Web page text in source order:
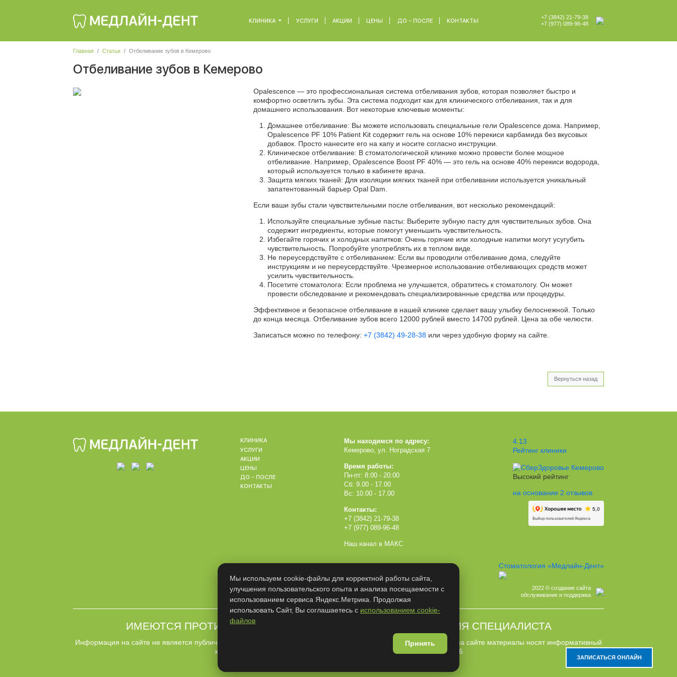
КЛИНИКА УСЛУГИ АКЦИИ ЦЕНЫ ДО - ПОСЛЕ КОНТАКТЫ
+7 (3842) 21-79-38
+7 (977) 089-96-48
Главная Статьи Отбеливание зубов в Кемерово
ЗАПИСАТЬСЯ ОНЛАЙН
Отбеливание зубов в Кемерово
Opalescence — это профессиональная система отбеливания зубов, которая позволяет быстро и
комфортно осветлить зубы. Эта система подходит как для клинического отбеливания, так и для
домашнего использования. Вот некоторые ключевые моменты:
Домашнее отбеливание: Вы можете использовать специальные гели Opalescence дома. Например,
Opalescence PF 10% Patient Kit содержит гель на основе 10% перекиси карбамида без вкусовых
добавок. Просто нанесите его на капу и носите согласно инструкции.
Клиническое отбеливание: В стоматологической клинике можно провести более мощное
отбеливание. Например, Opalescence Boost PF 40% — это гель на основе 40% перекиси водорода,
который используется только в кабинете врача.
Защита мягких тканей: Для изоляции мягких тканей при отбеливании используется уникальный
запатентованный барьер Opal Dam.
Если ваши зубы стали чувствительными после отбеливания, вот несколько рекомендаций:
Используйте специальные зубные пасты: Выберите зубную пасту для чувствительных зубов. Она
содержит ингредиенты, которые помогут уменьшить чувствительность.
Избегайте горячих и холодных напитков: Очень горячие или холодные напитки могут усугубить
чувствительность. Попробуйте употреблять их в теплом виде.
Не переусердствуйте с отбеливанием: Если вы проводили отбеливание дома, следуйте
инструкциям и не переусердствуйте. Чрезмерное использование отбеливающих средств может
усилить чувствительность.
Посетите стоматолога: Если проблема не улучшается, обратитесь к стоматологу. Он может
провести обследование и рекомендовать специализированные средства или процедуры.
Эффективное и безопасное отбеливание в нашей клинике сделает вашу улыбку белоснежной. Только
до конца месяца. Отбеливание зубов всего 12000 рублей вместо 14700 рублей. Цена за обе челюсти.
Записаться можно по телефону:+7 (3842) 49-28-38 или через удобную форму на сайте.
Вернуться назад
КЛИНИКА
УСЛУГИ
АКЦИИ
ЦЕНЫ
ДО - ПОСЛЕ
КОНТАКТЫ
Мы находимся по адресу:
Кемерово, ул. Ноградская 7
Время работы:
Пн-пт: 8:00 - 20:00
Сб: 9.00 - 17.00
Вс: 10.00 - 17.00
Контакты:
+7 (3842) 21-79-38
+7 (977) 089-96-48
Наш канал в МАКС
4.13
Рейтинг клиники
Высокий рейтинг
на основании 2 отзывов
Стоматология «Медлайн-Дент»
2022 © создание сайта
обслуживание и поддержка
ИМЕЮТСЯ ПРОТИВОПОКАЗАНИЯ, НЕОБХОДИМА КОНСУЛЬТАЦИЯ СПЕЦИАЛИСТА
Информация на сайте не является публичной офертой, сайт не содержит рекламных материалов, размещенные на сайте материалы носят информативный
характер согласно Постановлению Правительства РФ от 11.05.2023 №736
Мы используем cookie-файлы для корректной работы сайта,
улучшения пользовательского опыта и анализа посещаемости с
использованием сервиса Яндекс.Метрика. Продолжая
использовать Сайт, Вы соглашаетесь с использованием cookie-
файлов
Принять